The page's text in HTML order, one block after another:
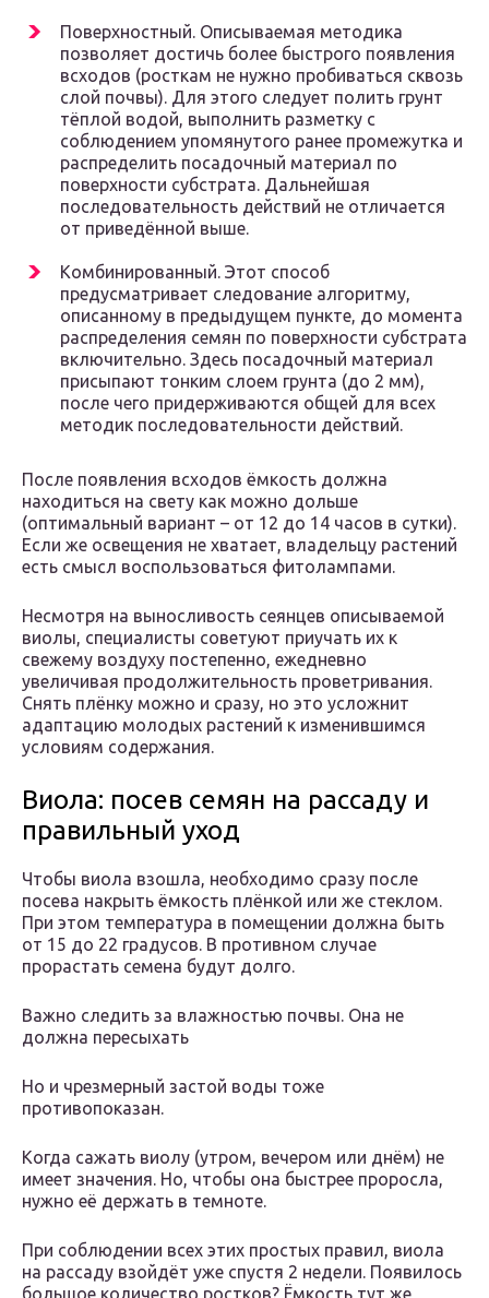
Поверхностный. Описываемая методика
позволяет достичь более быстрого появления
всходов (росткам не нужно пробиваться сквозь
слой почвы). Для этого следует полить грунт
тёплой водой, выполнить разметку с
соблюдением упомянутого ранее промежутка и
распределить посадочный материал по
поверхности субстрата. Дальнейшая
последовательность действий не отличается
от приведённой выше.
Комбинированный. Этот способ
предусматривает следование алгоритму,
описанному в предыдущем пункте, до момента
распределения семян по поверхности субстрата
включительно. Здесь посадочный материал
присыпают тонким слоем грунта (до 2 мм),
после чего придерживаются общей для всех
методик последовательности действий.
После появления всходов ёмкость должна
находиться на свету как можно дольше
(оптимальный вариант – от 12 до 14 часов в сутки).
Если же освещения не хватает, владельцу растений
есть смысл воспользоваться фитолампами.
Несмотря на выносливость сеянцев описываемой
виолы, специалисты советуют приучать их к
свежему воздуху постепенно, ежедневно
увеличивая продолжительность проветривания.
Снять плёнку можно и сразу, но это усложнит
адаптацию молодых растений к изменившимся
условиям содержания.
Виола: посев семян на рассаду и
правильный уход
Чтобы виола взошла, необходимо сразу после
посева накрыть ёмкость плёнкой или же стеклом.
При этом температура в помещении должна быть
от 15 до 22 градусов. В противном случае
прорастать семена будут долго.
Важно следить за влажностью почвы. Она не
должна пересыхать
Но и чрезмерный застой воды тоже
противопоказан.
Когда сажать виолу (утром, вечером или днём) не
имеет значения. Но, чтобы она быстрее проросла,
нужно её держать в темноте.
При соблюдении всех этих простых правил, виола
на рассаду взойдёт уже спустя 2 недели. Появилось
большое количество ростков? Ёмкость тут же